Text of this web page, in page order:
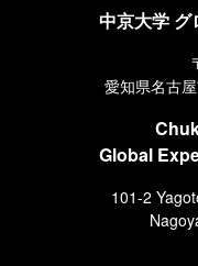
中京大学 グ
愛知県名古
Global
101-2